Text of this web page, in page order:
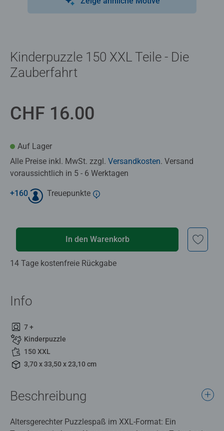
Kinderpuzzle 150 XXL Teile - Die
Zauberfahrt
CHF 16.00
Auf Lager
Alle Preise inkl. MwSt. zzgl. Versandkosten. Versand
voraussichtlich in 5 - 6 Werktagen
+160 Treuepunkte
In den Warenkorb
14 Tage kostenfreie Rückgabe
Info
7 +
Kinderpuzzle
150 XXL
3,70 x 33,50 x 23,10 cm
Beschreibung
Altersgerechter Puzzlespaß im XXL-Format: Ein